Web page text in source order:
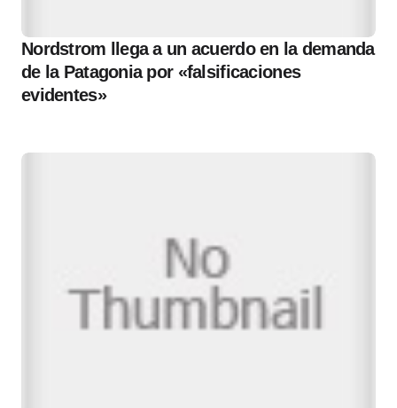
Nordstrom llega a un acuerdo en la demanda
de la Patagonia por «falsificaciones
evidentes»